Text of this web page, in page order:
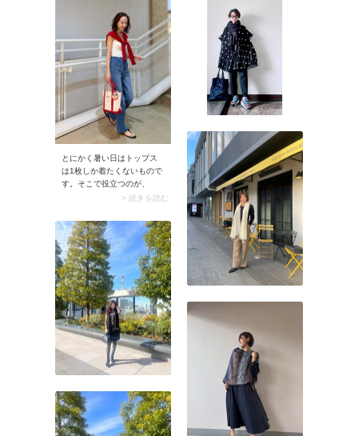
とにかく暑い日はトップス
は1枚しか着たくないもので
す。そこで役立つのが、
UNIQLO（ユニクロ）定番の
ル。インナー感がないから
上品に着こなせますよ。も
し「1枚で着るのはちょっ
と……」と感じたら、薄手
のカーディガンを肩掛けア
レンジしてみるのも◎。
> 続きを読む